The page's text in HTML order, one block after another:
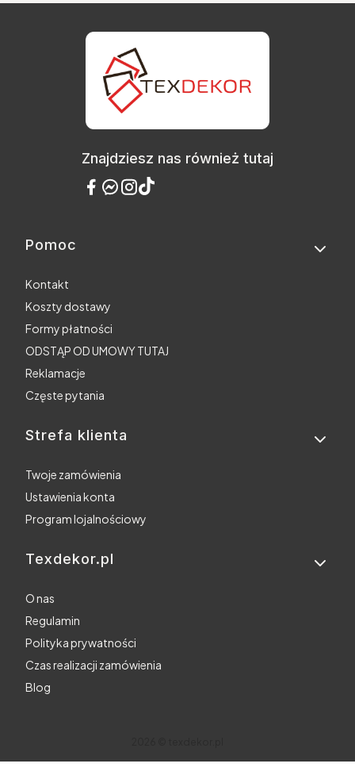
Znajdziesz nas również tutaj
Linki w stopce
Pomoc
Kontakt
Koszty dostawy
Formy płatności
ODSTĄP OD UMOWY TUTAJ
Reklamacje
Częste pytania
Strefa klienta
Twoje zamówienia
Ustawienia konta
Program lojalnościowy
Texdekor.pl
O nas
Regulamin
Polityka prywatności
Czas realizacji zamówienia
Blog